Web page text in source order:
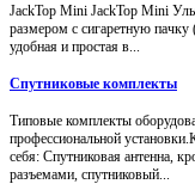
JackTop Mini JackTop Mini
размером с сигаретную
удобная и простая в...
Спутниковые комплекты
Типовые комплекты
профессиональной
себя: Спутниковая антенна,
разъемами, спутниковый...